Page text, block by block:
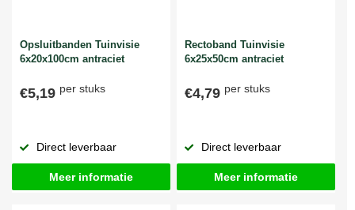
Opsluitbanden Tuinvisie
6x20x100cm antraciet
€5,19 per stuks
Direct leverbaar
Meer informatie
Rectoband Tuinvisie
6x25x50cm antraciet
€4,79 per stuks
Direct leverbaar
Meer informatie